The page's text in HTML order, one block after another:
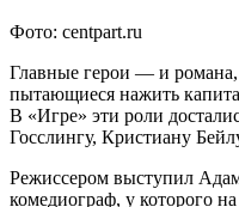
Фото: centpart.ru
Главные герои — и
пытающиеся нажить
В «Игре» эти роли
Госслингу, Кристиану
Режиссером выступил
комедиограф, у которого